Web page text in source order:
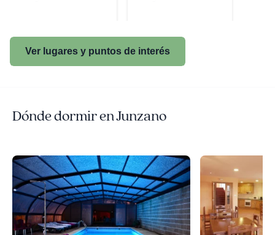
Ver lugares y puntos de interés
Dónde dormir en Junzano